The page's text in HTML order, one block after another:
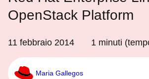
OpenStack Platform
11 febbraio 2014 1 minuti
Maria Gallegos